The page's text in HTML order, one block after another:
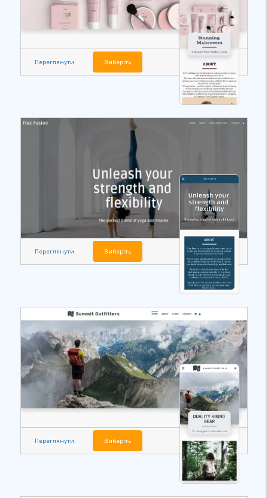
Переглянути Виберіть
Переглянути Виберіть
Переглянути Виберіть